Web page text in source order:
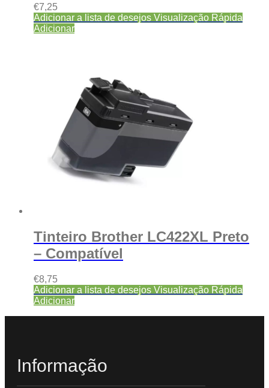
€7,25
Adicionar a lista de desejos Visualização Rápida
Adicionar
Tinteiro Brother LC422XL Preto
– Compatível
€8,75
Adicionar a lista de desejos Visualização Rápida
Adicionar
Informação